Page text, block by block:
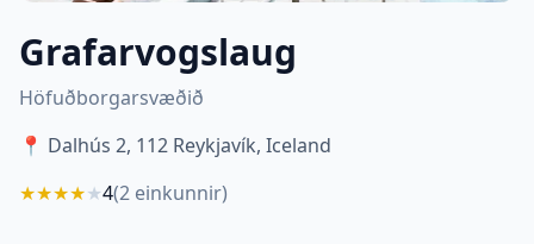
Grafarvogslaug
Höfuðborgarsvæðið
📍 Dalhús 2, 112 Reykjavík, Iceland
★★★★★4(2 einkunnir)